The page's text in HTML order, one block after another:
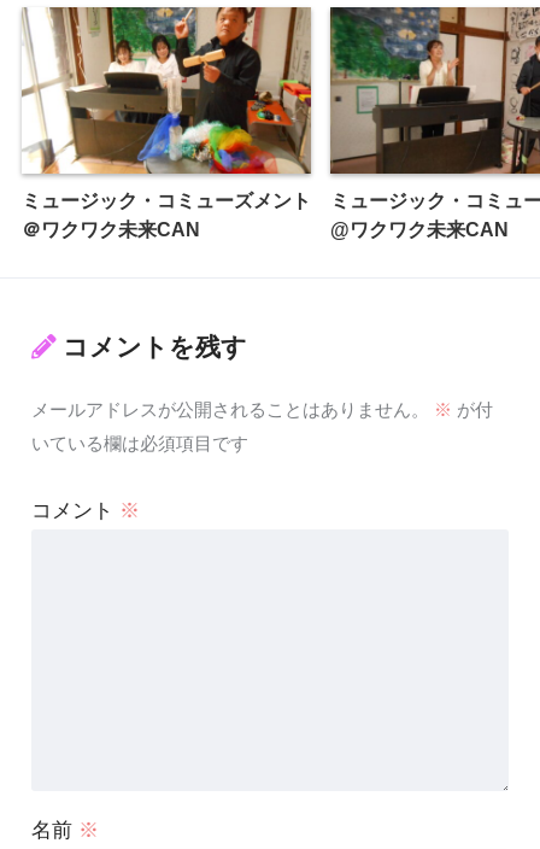
ミュージック・コミューズメント
＠ワクワク未来CAN
ミュージック・コミュ
@ワクワク未来CAN
コメントを残す
メールアドレスが公開されることはありません。 ※ が付
いている欄は必須項目です
コメント ※
名前 ※